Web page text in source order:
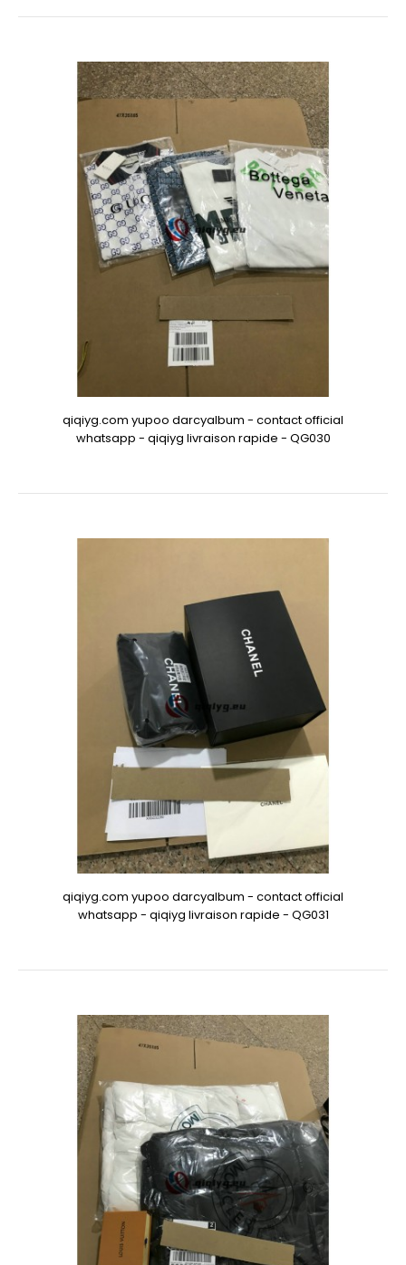
qiqiyg.com yupoo darcyalbum - contact official
whatsapp - qiqiyg livraison rapide - QG030
qiqiyg.com yupoo darcyalbum - contact official
whatsapp - qiqiyg livraison rapide - QG031